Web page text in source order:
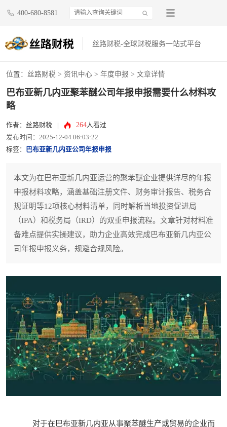
400-680-8581
丝路财税-全球财税服务一站式平台
位置： 丝路财税 > 资讯中心 > 年度申报 > 文章详情
巴布亚新几内亚聚苯醚公司年报申报需要什么材料攻
略
作者：丝路财税 264人看过
发布时间：2025-12-04 06:03:22
标签：
巴布亚新几内亚公司年报申报
本文为在巴布亚新几内亚运营的聚苯醚企业提供详尽的年报
申报材料攻略，涵盖基础注册文件、财务审计报告、税务合
规证明等12项核心材料清单，同时解析当地投资促进局
（IPA）和税务局（IRD）的双重申报流程。文章针对材料准
备难点提供实操建议，助力企业高效完成巴布亚新几内亚公
司年报申报义务，规避合规风险。
对于在巴布亚新几内亚从事聚苯醚生产或贸易的企业而